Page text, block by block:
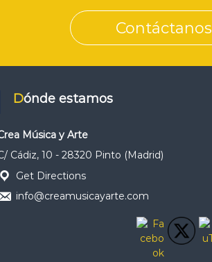
Contáctanos
Dónde estamos
Música y Arte
Cádiz, 10 - 28320 Pinto (Madrid)
Get Directions
info@creamusicayarte.com